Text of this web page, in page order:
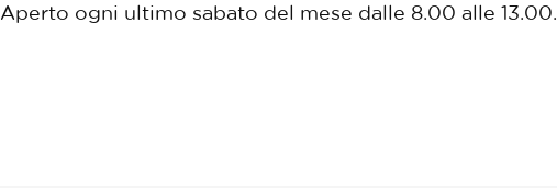
Aperto ogni ultimo sabato del mese dalle 8.00 alle 13.00.